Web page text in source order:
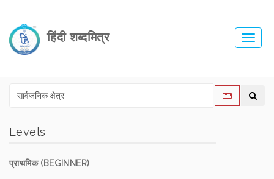
हिंदी शब्दमित्र
Levels
प्राथमिक (BEGINNER)